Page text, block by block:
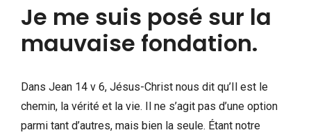
Je me suis posé sur la
mauvaise fondation.
Dans Jean 14 v 6, Jésus-Christ nous dit qu’Il est le
chemin, la vérité et la vie. Il ne s’agit pas d’une option
parmi tant d’autres, mais bien la seule. Étant notre